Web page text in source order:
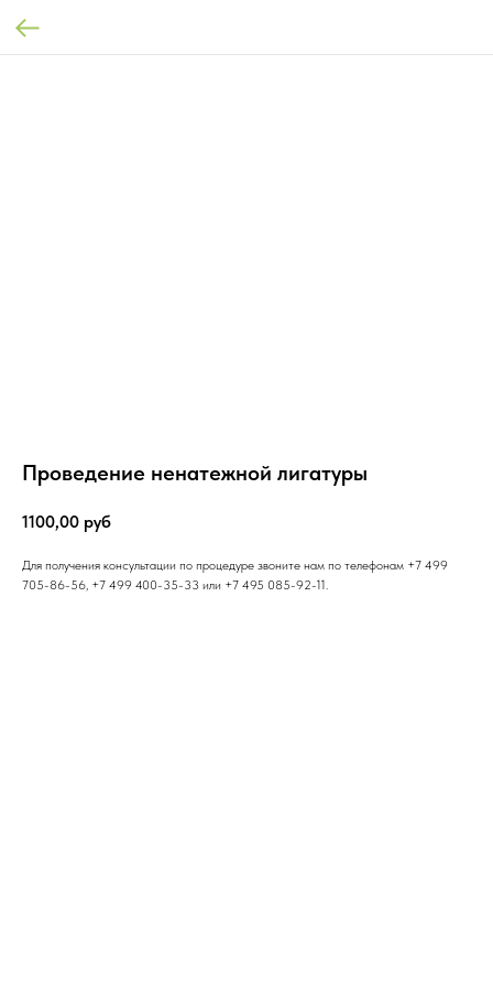
Проведение ненатежной лигатуры
1100,00 руб
Для получения консультации по процедуре звоните нам по телефонам +7 499
705-86-56, +7 499 400-35-33 или +7 495 085-92-11.